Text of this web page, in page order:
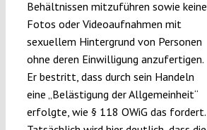
Behältnissen mitzuführen sowie keine
Fotos oder Videoaufnahmen mit
sexuellem Hintergrund von Personen
ohne deren Einwilligung anzufertigen.
Er bestritt, dass durch sein Handeln
eine „Belästigung der Allgemeinheit“
erfolgte, wie § 118 OWiG das fordert.